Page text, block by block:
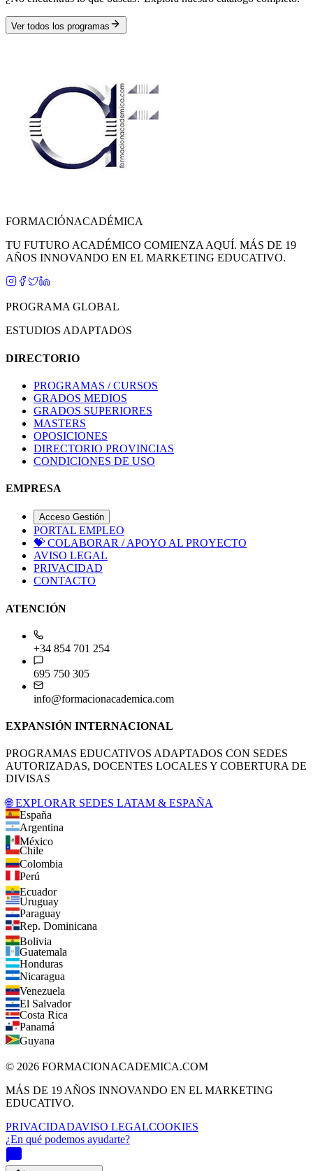
Ver todos los programas
FORMACIÓNACADÉMICA
TU FUTURO ACADÉMICO COMIENZA AQUÍ. MÁS DE 19
AÑOS INNOVANDO EN EL MARKETING EDUCATIVO.
PROGRAMA GLOBAL
ESTUDIOS ADAPTADOS
DIRECTORIO
PROGRAMAS / CURSOS
GRADOS MEDIOS
GRADOS SUPERIORES
MASTERS
OPOSICIONES
DIRECTORIO PROVINCIAS
CONDICIONES DE USO
EMPRESA
Acceso Gestión
PORTAL EMPLEO
💝 COLABORAR / APOYO AL PROYECTO
AVISO LEGAL
PRIVACIDAD
CONTACTO
ATENCIÓN
+34 854 701 254
695 750 305
info@formacionacademica.com
EXPANSIÓN INTERNACIONAL
PROGRAMAS EDUCATIVOS ADAPTADOS CON SEDES
AUTORIZADAS, DOCENTES LOCALES Y COBERTURA DE
DIVISAS
🌐 EXPLORAR SEDES LATAM & ESPAÑA
España
Argentina
México
Chile
Colombia
Perú
Ecuador
Uruguay
Paraguay
Rep. Dominicana
Bolivia
Guatemala
Honduras
Nicaragua
Venezuela
El Salvador
Costa Rica
Panamá
Guyana
© 2026 FORMACIONACADEMICA.COM
MÁS DE 19 AÑOS INNOVANDO EN EL MARKETING
EDUCATIVO.
PRIVACIDADAVISO LEGALCOOKIES
¿En qué podemos ayudarte?